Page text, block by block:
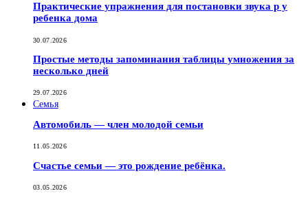
Практические упражнения для постановки звука р у
ребенка дома
30.07.2026
Простые методы запоминания таблицы умножения за
несколько дней
29.07.2026
Семья
Автомобиль — член молодой семьи
11.05.2026
Счастье семьи — это рождение ребёнка.
03.05.2026